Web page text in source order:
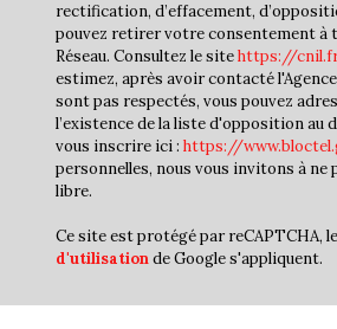
rectification, d’effacement,
pouvez retirer votre consentement à
Réseau. Consultez le sitehttps://
estimez, après avoir contacté
sont pas respectés, vous pouvez
l’existence de la liste d'opposition au
vous inscrire ici : https://
personnelles, nous vous invitons à ne
libre.
Ce site est protégé par reCAPTCHA,
d'utilisationde Google s'appliquent.